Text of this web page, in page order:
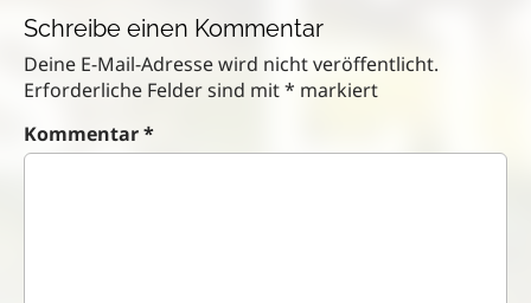
t
n
a
v
i
g
Schreibe einen Kommentar
Deine E-Mail-Adresse wird nicht veröffentlicht.
Erforderliche Felder sind mit* markiert
Kommentar*